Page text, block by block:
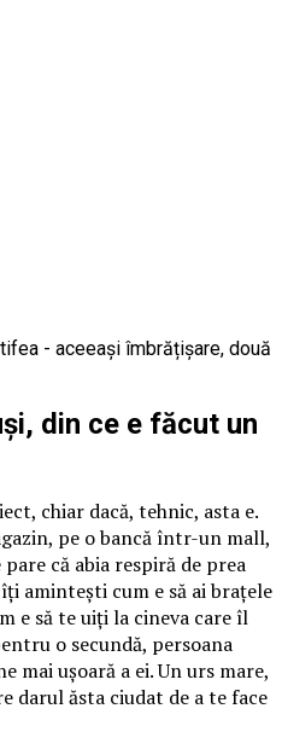
din ce e făcut un
chiar dacă, tehnic, asta e.
pe o bancă într-un mall,
că abia respiră de prea
amintești cum e să ai brațele
e să te uiți la cineva care îl
o secundă, persoana
mai ușoară a ei. Un urs mare,
darul ăsta ciudat de a te face